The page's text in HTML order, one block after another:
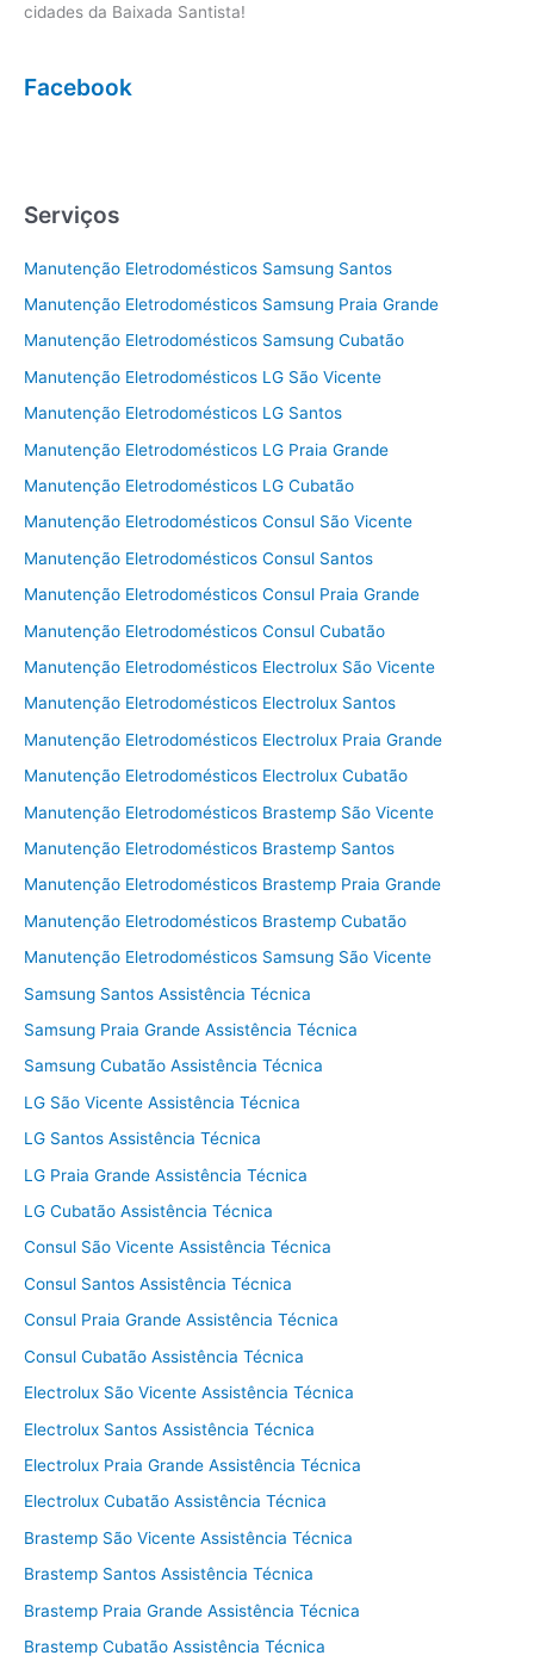
cidades da Baixada Santista!
Facebook
Serviços
Manutenção Eletrodomésticos Samsung Santos
Manutenção Eletrodomésticos Samsung Praia Grande
Manutenção Eletrodomésticos Samsung Cubatão
Manutenção Eletrodomésticos LG São Vicente
Manutenção Eletrodomésticos LG Santos
Manutenção Eletrodomésticos LG Praia Grande
Manutenção Eletrodomésticos LG Cubatão
Manutenção Eletrodomésticos Consul São Vicente
Manutenção Eletrodomésticos Consul Santos
Manutenção Eletrodomésticos Consul Praia Grande
Manutenção Eletrodomésticos Consul Cubatão
Manutenção Eletrodomésticos Electrolux São Vicente
Manutenção Eletrodomésticos Electrolux Santos
Manutenção Eletrodomésticos Electrolux Praia Grande
Manutenção Eletrodomésticos Electrolux Cubatão
Manutenção Eletrodomésticos Brastemp São Vicente
Manutenção Eletrodomésticos Brastemp Santos
Manutenção Eletrodomésticos Brastemp Praia Grande
Manutenção Eletrodomésticos Brastemp Cubatão
Manutenção Eletrodomésticos Samsung São Vicente
Samsung Santos Assistência Técnica
Samsung Praia Grande Assistência Técnica
Samsung Cubatão Assistência Técnica
LG São Vicente Assistência Técnica
LG Santos Assistência Técnica
LG Praia Grande Assistência Técnica
LG Cubatão Assistência Técnica
Consul São Vicente Assistência Técnica
Consul Santos Assistência Técnica
Consul Praia Grande Assistência Técnica
Consul Cubatão Assistência Técnica
Electrolux São Vicente Assistência Técnica
Electrolux Santos Assistência Técnica
Electrolux Praia Grande Assistência Técnica
Electrolux Cubatão Assistência Técnica
Brastemp São Vicente Assistência Técnica
Brastemp Santos Assistência Técnica
Brastemp Praia Grande Assistência Técnica
Brastemp Cubatão Assistência Técnica